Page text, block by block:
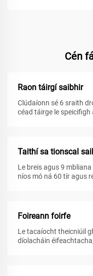
Cén
Raon táirgí saibhir
Clúdaíonn sé 6 sraith
céad táirge le
Taithí sa tionscal
Le breis agus 9
níos mó ná 60 tír agus
Foireann foirfe
Le tacaíocht theicniúil
díolacháin